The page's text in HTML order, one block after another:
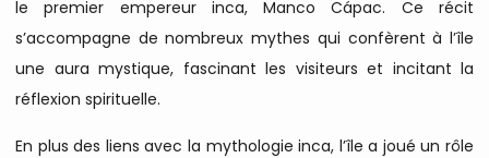
le premier empereur inca, Manco Cápac. Ce récit
s’accompagne de nombreux mythes qui confèrent à l’île
une aura mystique, fascinant les visiteurs et incitant la
réflexion spirituelle.
En plus des liens avec la mythologie inca, l’île a joué un rôle